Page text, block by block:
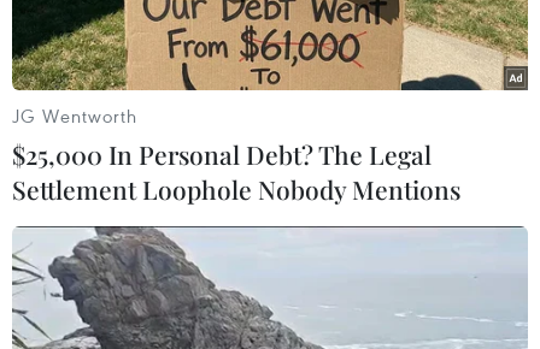
Tây Ban Nha: 100 người thiệt mạng
trong vụ vượt biển ồ ạt vào Ceuta
06/08/2026 16:03
Đức tuyên án chung thân đối tượng
gây vụ lao xe vào đám đông ở
Munich
06/08/2026 15:57
JG Wentworth
$25,000 In Personal Debt? The Legal
Settlement Loophole Nobody Mentions